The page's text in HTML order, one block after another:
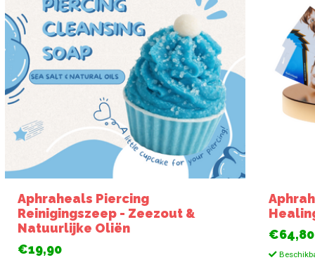
Aphraheals Piercing
Reinigingszeep - Zeezout &
Natuurlijke Oliën
€19,90
€64,80